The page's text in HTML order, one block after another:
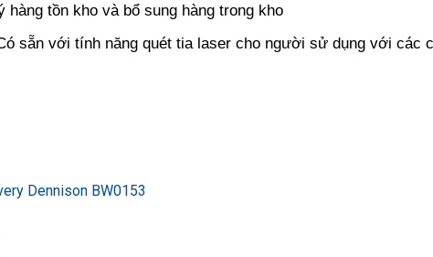
hàng tồn kho và bổ sung hàng trong kho
sẵn với tính năng quét tia laser cho người sử dụng với các
Dennison BW0153